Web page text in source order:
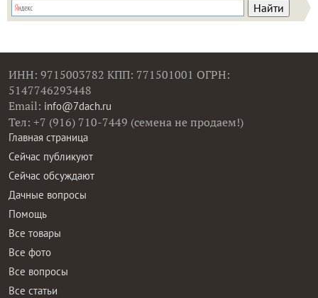
ИНН: 9715003782 КПП: 771501001 ОГРН:
5147746293448
Email: info@7dach.ru
Тел: +7 (916) 710-7449 (семена не продаем!)
Главная страница
Сейчас публикуют
Сейчас обсуждают
Дачные вопросы
Помощь
Все товары
Все фото
Все вопросы
Все статьи